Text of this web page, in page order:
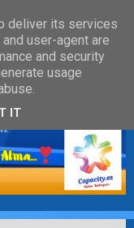
deliver its services
user-agent are
and security
usage
IT